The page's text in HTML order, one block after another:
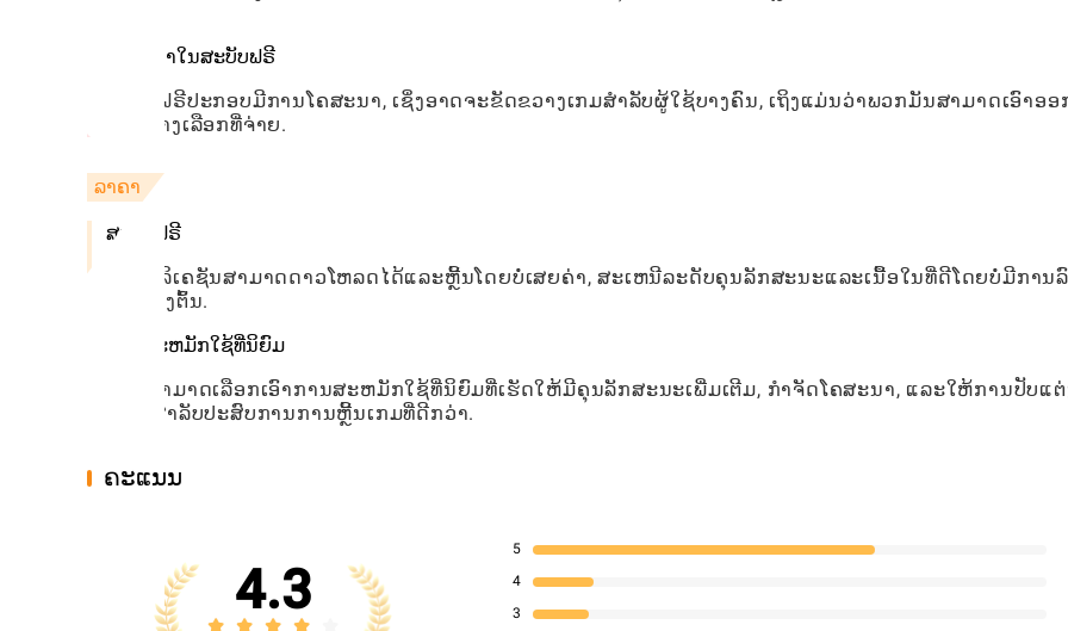
ໂຄສະນາໃນສະບັບຟຣີ
ສະບັບຟຣີປະກອບມີການໂຄສະນາ, ເຊິ່ງອາດຈະຂັດຂວາງເກມສໍາລັບຜູ້ໃຊ້ບາງຄົນ, ເຖິງແມ່ນວ່າພວກມັນສາມາດເອົາອອ
ຜ່ານທາງເລືອກທີ່ຈ່າຍ.
ລາຄາ
ສະບັບຟຣີ
ແອັບພລິເຄຊັນສາມາດດາວໂຫລດໄດ້ແລະຫຼີ້ນໂດຍບໍ່ເສຍຄ່າ, ສະເຫນີລະດັບຄຸນລັກສະນະແລະເນື້ອໃນທີ່ດີໂດຍບໍ່ມີການ
ໃນເບື້ອງຕົ້ນ.
ການສະຫມັກໃຊ້ທີ່ນິຍົມ
ຜູ້ໃຊ້ສາມາດເລືອກເອົາການສະຫມັກໃຊ້ທີ່ນິຍົມທີ່ເຮັດໃຫ້ມີຄຸນລັກສະນະເພີ່ມເຕີມ, ກໍາຈັດໂຄສະນາ, ແລະໃຫ້ການປັບແ
ເພາະສໍາລັບປະສົບການການຫຼີ້ນເກມທີ່ດີກວ່າ.
ຄະແນນ
4.3
5
4
3